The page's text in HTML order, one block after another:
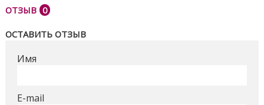
ОТЗЫВ 0
ОСТАВИТЬ ОТЗЫВ
Имя
E-mail